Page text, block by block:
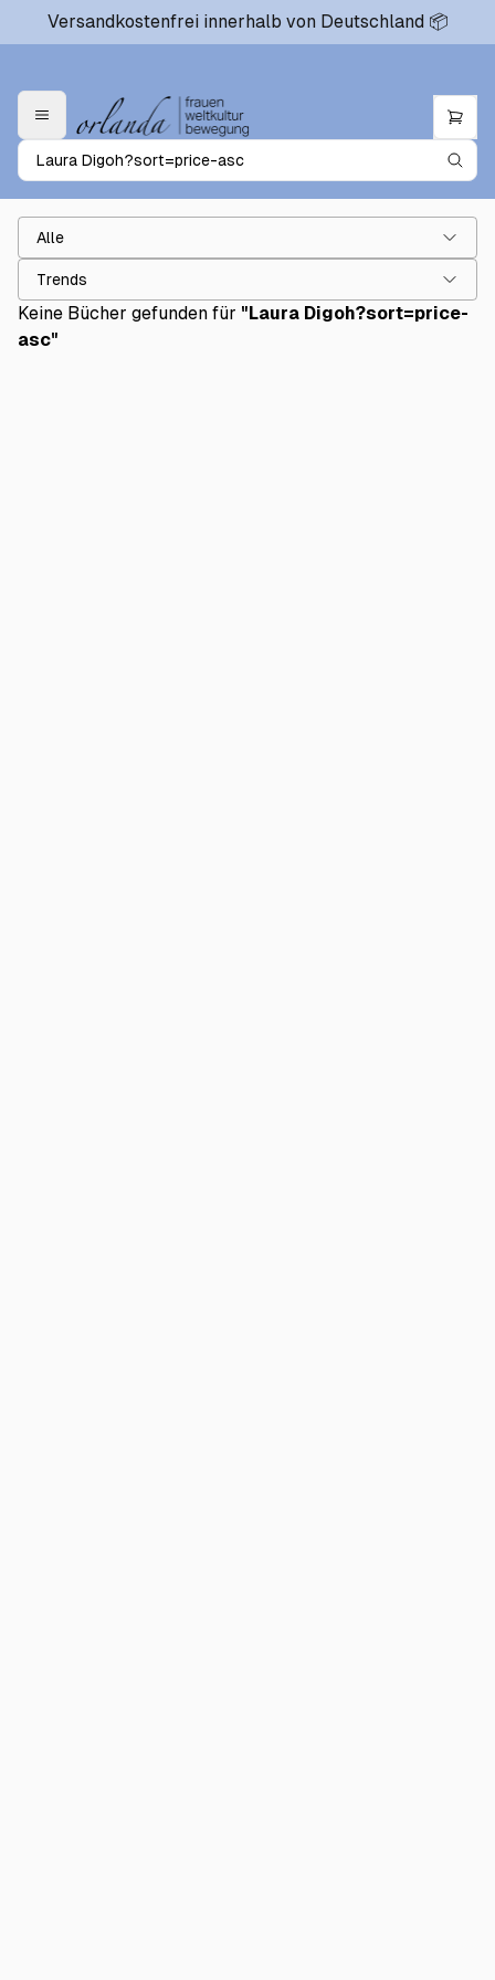
Versandkostenfrei innerhalb von Deutschland 📦
Alle
Keine Bücher gefunden für "Laura Digoh?sort=price-
asc"
Trends